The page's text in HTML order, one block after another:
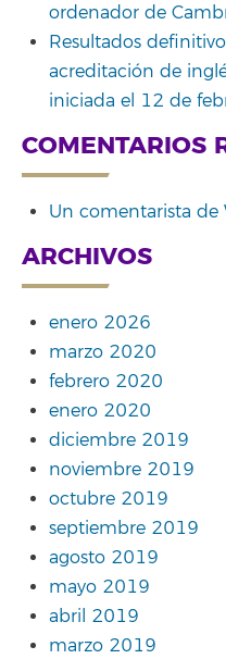
ordenador de
Resultados
acreditación de
iniciada el 12 de
COMENTARIOS
Un comentarista de
ARCHIVOS
enero 2026
marzo 2020
febrero 2020
enero 2020
diciembre 2019
noviembre 2019
octubre 2019
septiembre 2019
agosto 2019
mayo 2019
abril 2019
marzo 2019